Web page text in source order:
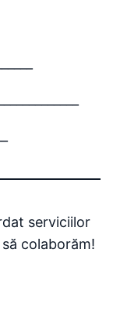
serviciilor
colaborăm!